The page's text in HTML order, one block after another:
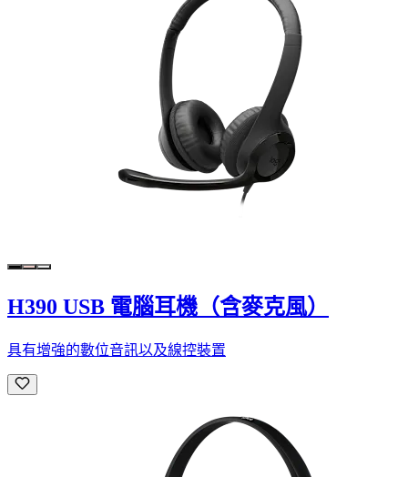
H390 USB 電腦耳機（含麥克風）
具有增強的數位音訊以及線控裝置